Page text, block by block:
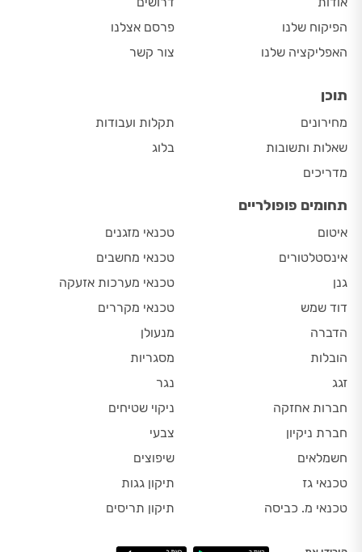
הפיקוח שלנו
האפליקציה שלנו
פרסם אצלנו
צור קשר
תוכן
מחירונים
שאלות ותשובות
מדריכים
תקלות ועבודות
בלוג
תחומים פופולריים
איטום
אינסטלטורים
גנן
דוד שמש
הדברה
הובלות
זגג
חברות אחזקה
חברת ניקיון
חשמלאים
טכנאי גז
טכנאי מ. כביסה
טכנאי מזגנים
טכנאי מחשבים
טכנאי מערכות אזעקה
טכנאי מקררים
מנעולן
מסגריות
נגר
ניקוי שטיחים
צבעי
שיפוצים
תיקון גגות
תיקון תריסים